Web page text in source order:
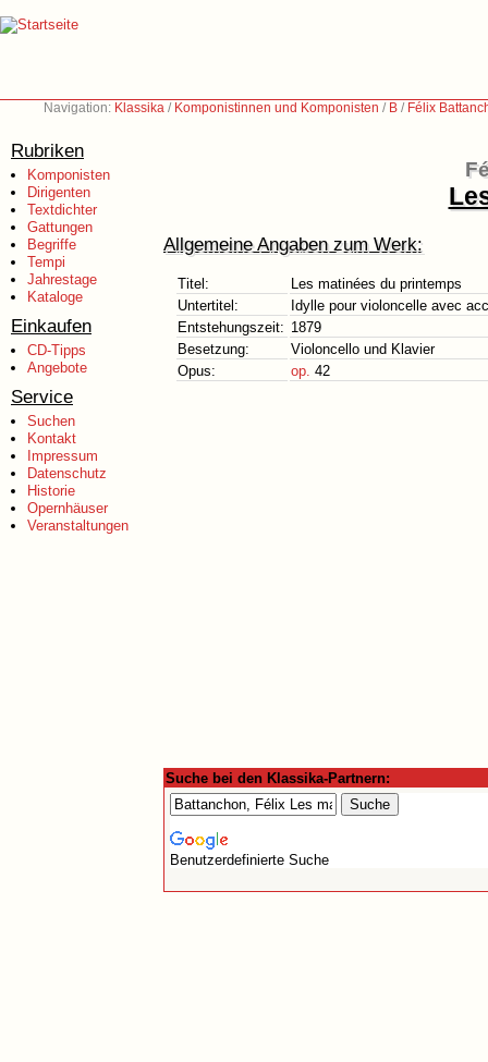
Navigation: Klassika / Komponistinnen und Komponisten / B / Félix
Rubriken
Komponisten
Dirigenten
Textdichter
Gattungen
Begriffe
Tempi
Jahrestage
Kataloge
Einkaufen
CD-Tipps
Angebote
Service
Suchen
Kontakt
Impressum
Datenschutz
Historie
Opernhäuser
Veranstaltungen
Allgemeine Angaben zum Werk:
Titel:
Les matinées du printemps
Untertitel:
Idylle pour violoncelle avec
Entstehungszeit: 1879
Besetzung:
Violoncello und Klavier
Opus:
op. 42
Suche bei den Klassika-Partnern:
Benutzerdefinierte Suche